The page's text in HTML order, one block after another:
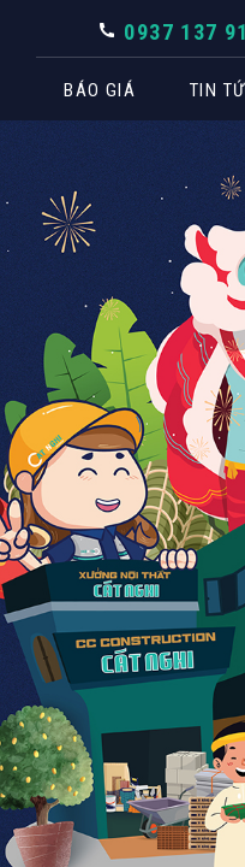
0937 137
BÁO GIÁ
PHẦN THÔ
TIN
TUYỂN